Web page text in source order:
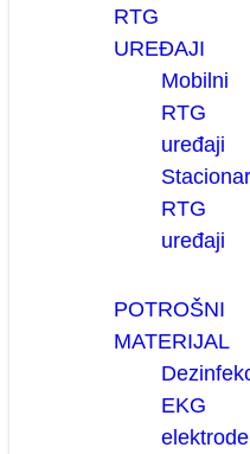
RTG
UREĐAJI
Mobilni
RTG
uređaji
RTG
uređaji
POTROŠNI
MATERIJAL
EKG
elektrode